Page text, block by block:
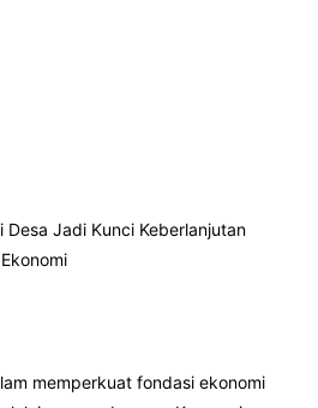
Desa Jadi Kunci Keberlanjutan
memperkuat fondasi ekonomi